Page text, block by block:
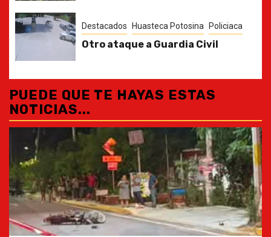
Destacados Huasteca Potosina Policiaca
Otro ataque a Guardia Civil
PUEDE QUE TE HAYAS ESTAS
NOTICIAS...